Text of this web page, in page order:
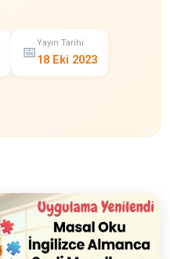
📅
Yayın Tarihi
18 Eki 2023